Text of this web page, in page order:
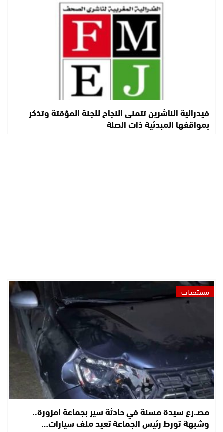
فيدرالية الناشرين تتمنى النجاح للجنة المؤقتة وتذكر
بمواقفها المبدئية ذات الصلة
مستجدات
مصـ.رع سيدة مسنة في حادثة سير بجماعة امزورة..
وشبهة تورط رئيس الجماعة تعيد ملف سيارات…